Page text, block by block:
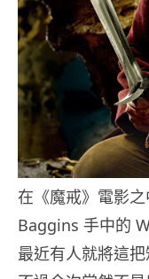
在《魔戒》電影
Baggins 手中的
最近有人就將這